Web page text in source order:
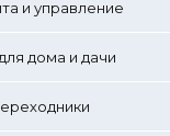
и управление
дома и дачи